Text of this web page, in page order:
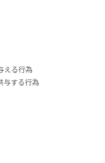
える行為
与する行為